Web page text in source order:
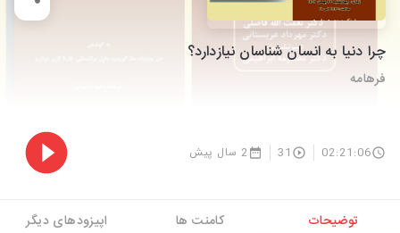
چرا دنیا به انسان شناسان نیازدارد؟
فرهامه
02:21:06
31 2 سال پیش
توضیحات کامنت ها اپیزودهای دیگر